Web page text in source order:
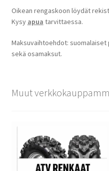
Oikean rengaskoon löydät
Kysy apua tarvittaessa.
Maksuvaihtoehdot:
sekä osamaksut.
Muut